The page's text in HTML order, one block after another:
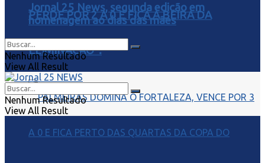
PERDE POR 2 A 0 E FICA À BEIRA DA
ELIMINAÇÃO”.
Jornal 25 News, segunda edição em
homenagem ao dias das mães
Nenhum Resultado
View All Result
Nenhum Resultado
View All Result